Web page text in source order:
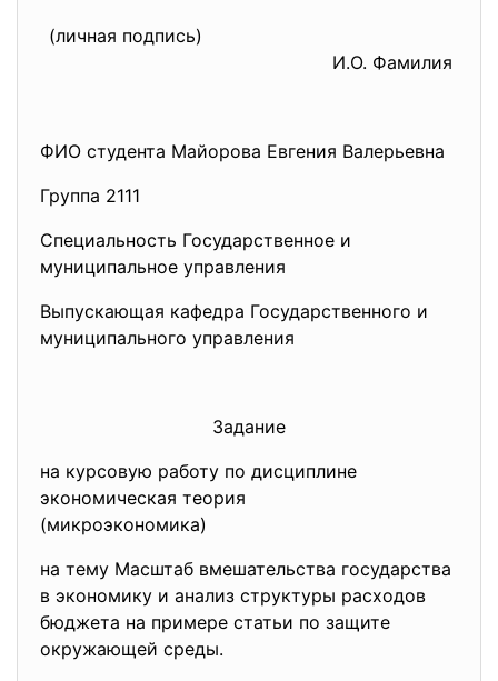
(личная подпись)
И.О. Фамилия
ФИО студента Майорова Евгения Валерьевна
Группа 2111
Специальность Государственное и
муниципальное управления
Выпускающая кафедра Государственного и
муниципального управления
Задание
на курсовую работу по дисциплине
экономическая теория
(микроэкономика)
на тему Масштаб вмешательства государства
в экономику и анализ структуры расходов
бюджета на примере статьи по защите
окружающей среды.